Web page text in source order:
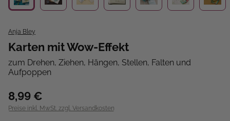
Anja Bley
Karten mit Wow-Effekt
zum Drehen, Ziehen, Hängen, Stellen, Falten und
Aufpoppen
8,99 €
Preise inkl. MwSt. zzgl. Versandkosten